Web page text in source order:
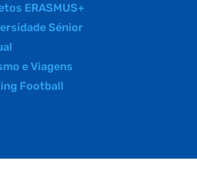
ERASMUS+
Sénior
e Viagens
Football